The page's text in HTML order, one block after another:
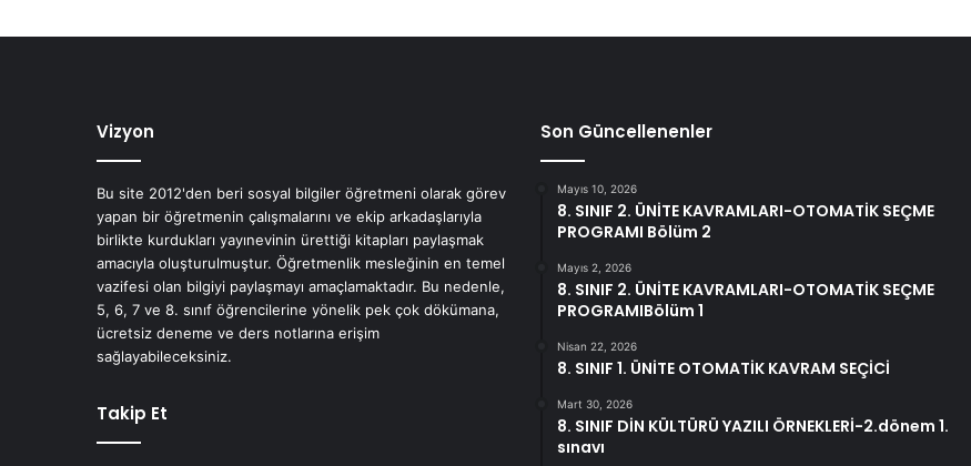
Vizyon
Bu site 2012'den beri sosyal bilgiler öğretmeni olarak görev
yapan bir öğretmenin çalışmalarını ve ekip arkadaşlarıyla
birlikte kurdukları yayınevinin ürettiği kitapları paylaşmak
amacıyla oluşturulmuştur. Öğretmenlik mesleğinin en temel
vazifesi olan bilgiyi paylaşmayı amaçlamaktadır. Bu nedenle,
5, 6, 7 ve 8. sınıf öğrencilerine yönelik pek çok dökümana,
ücretsiz deneme ve ders notlarına erişim
sağlayabileceksiniz.
Takip Et
Son Güncellenenler
Mayıs 10, 2026
8. SINIF 2. ÜNİTE KAVRAMLARI-OTOMATİK SEÇME
PROGRAMI Bölüm 2
Mayıs 2, 2026
8. SINIF 2. ÜNİTE KAVRAMLARI-OTOMATİK SEÇME
PROGRAMIBölüm 1
Nisan 22, 2026
8. SINIF 1. ÜNİTE OTOMATİK KAVRAM SEÇİCİ
Mart 30, 2026
8. SINIF DİN KÜLTÜRÜ YAZILI ÖRNEKLERİ-2.dönem 1.
sınavı